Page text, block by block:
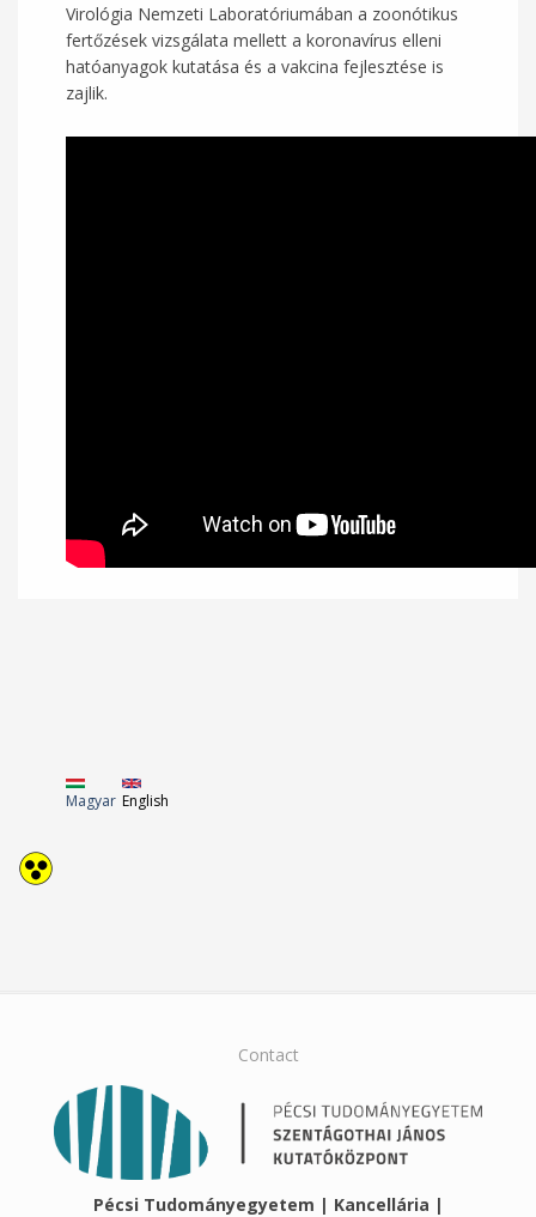
Virológia Nemzeti Laboratóriumában a zoonótikus
fertőzések vizsgálata mellett a koronavírus elleni
hatóanyagok kutatása és a vakcina fejlesztése is
zajlik.
Magyar English
Contact
Pécsi Tudományegyetem | Kancellária |